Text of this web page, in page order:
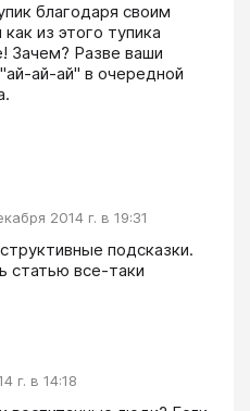
благодаря своим
из этого тупика
Зачем? Разве ваши
ай-ай" в очередной
2014 г. в 19:31
подсказки.
статью все-таки
г. в 14:18